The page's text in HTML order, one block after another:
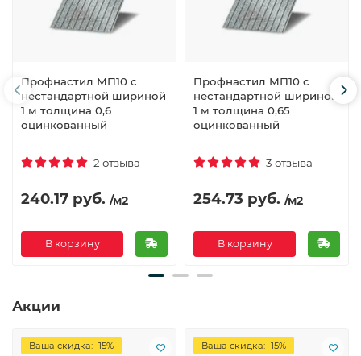
Профнастил МП10 с
нестандартной шириной
1 м толщина 0,6
оцинкованный
2 отзыва
240.17 руб. /м2
В корзину
Профнастил МП10 с
нестандартной шириной
1 м толщина 0,65
оцинкованный
3 отзыва
254.73 руб. /м2
В корзину
Акции
Ваша скидка: -15% Ваша скидка: -15%